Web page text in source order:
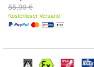
55,99 €
Kostenloser Versand